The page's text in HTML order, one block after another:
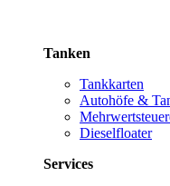
Tanken
Tankkarten
Autohöfe &
Dieselfloater
Services